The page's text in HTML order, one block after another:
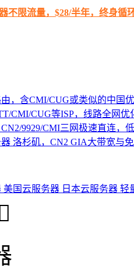
不限流量，$28/半年，终身循
，含CMI/CUG或类似的中国
CMI/CUG等ISP，线路全网优
9929/CMI三网极速直连，
洛杉矶，CN2 GIA大带宽与
美国云服务器 日本云服务器 轻